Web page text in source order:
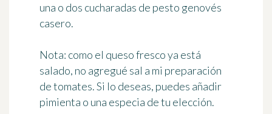
una o dos cucharadas de pesto genovés
casero.
Nota: como el queso fresco ya está
salado, no agregué sal a mi preparación
de tomates. Si lo deseas, puedes añadir
pimienta o una especia de tu elección.